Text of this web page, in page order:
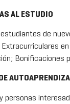
AL ESTUDIO
de
Bonificaciones
personas